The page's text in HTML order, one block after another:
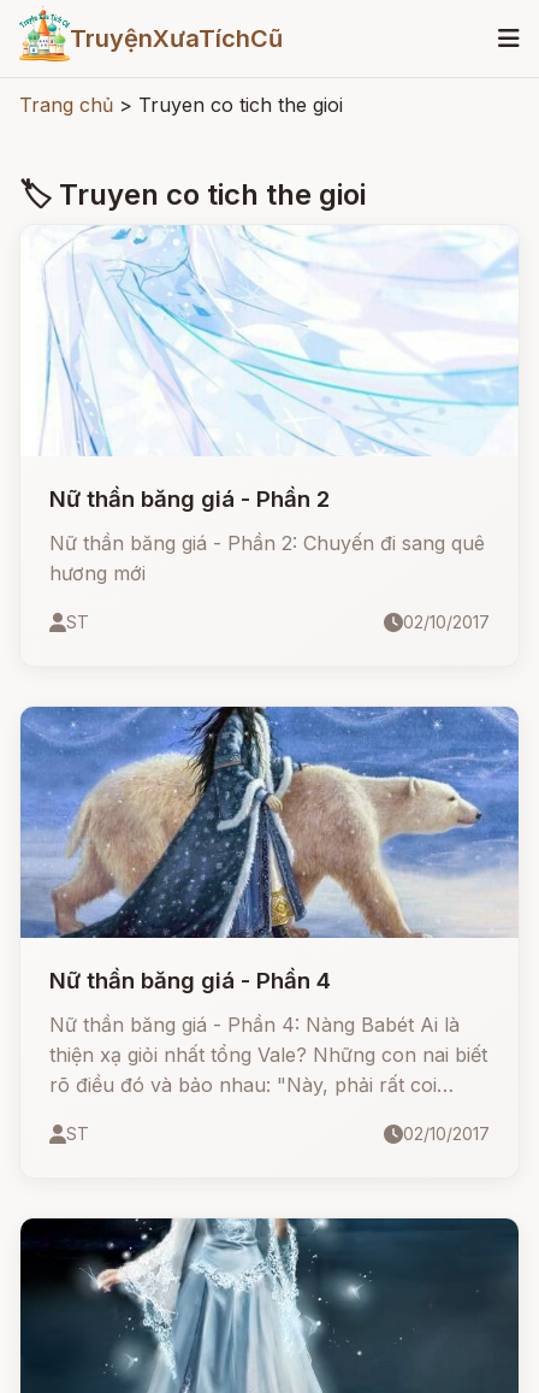
TruyệnXưaTíchCũ
Trang chủ > Truyen co tich the gioi
🏷 Truyen co tich the gioi
Nữ thần băng giá - Phần 2
Nữ thần băng giá - Phần 2: Chuyến đi sang quê
hương mới
ST 02/10/2017
Nữ thần băng giá - Phần 4
Nữ thần băng giá - Phần 4: Nàng Babét Ai là
thiện xạ giỏi nhất tổng Vale? Những con nai biết
rõ điều đó và bảo nhau: "Này, phải rất coi
ST 02/10/2017